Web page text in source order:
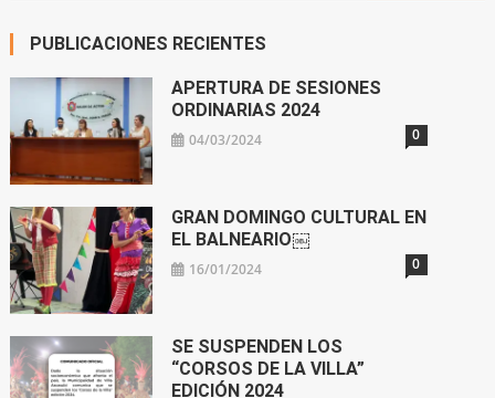
PUBLICACIONES RECIENTES
APERTURA DE SESIONES
ORDINARIAS 2024
04/03/2024 0
GRAN DOMINGO CULTURAL EN
EL BALNEARIO￼
16/01/2024 0
SE SUSPENDEN LOS
“CORSOS DE LA VILLA”
EDICIÓN 2024